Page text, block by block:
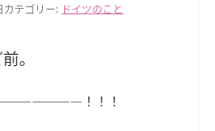
カテゴリー: ドイツのこと
。
―――――――！！！